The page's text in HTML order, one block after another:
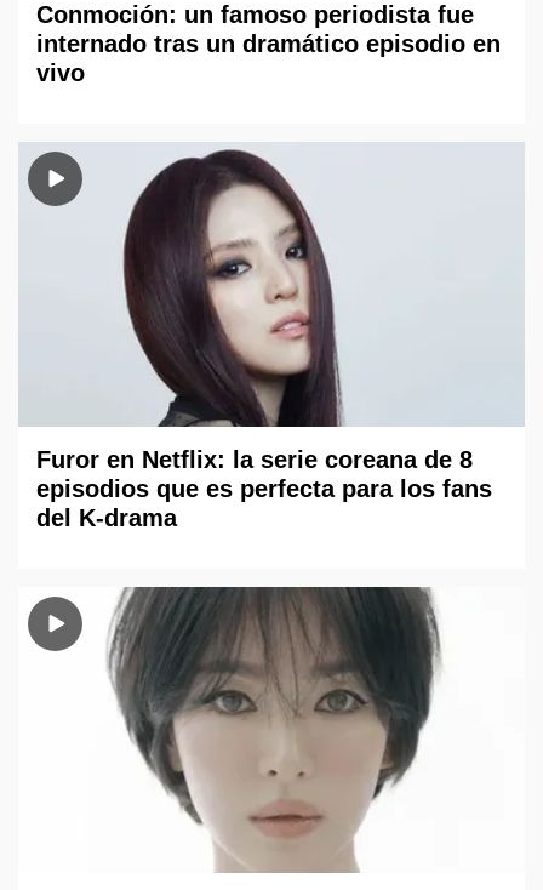
Conmoción: un famoso periodista fue
internado tras un dramático episodio en
vivo
Furor en Netflix: la serie coreana de 8
episodios que es perfecta para los fans
del K-drama